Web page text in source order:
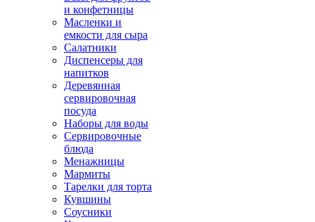
и конфетницы
Масленки и
емкости для сыра
Салатники
Диспенсеры для
напитков
Деревянная
сервировочная
посуда
Наборы для воды
Сервировочные
блюда
Менажницы
Мармиты
Тарелки для торта
Кувшины
Соусники